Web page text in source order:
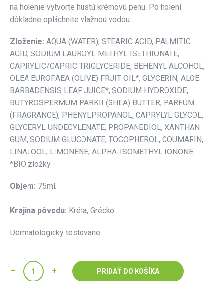
na holenie vytvorte hustú krémovú penu. Po holení
dôkladne opláchnite vlažnou vodou.
Zloženie: AQUA (WATER), STEARIC ACID, PALMITIC
ACID, SODIUM LAUROYL METHYL ISETHIONATE,
CAPRYLIC/CAPRIC TRIGLYCERIDE, BEHENYL ALCOHOL,
OLEA EUROPAEA (OLIVE) FRUIT OIL*, GLYCERIN, ALOE
BARBADENSIS LEAF JUICE*, SODIUM HYDROXIDE,
BUTYROSPERMUM PARKII (SHEA) BUTTER, PARFUM
(FRAGRANCE), PHENYLPROPANOL, CAPRYLYL GLYCOL,
GLYCERYL UNDECYLENATE, PROPANEDIOL, XANTHAN
GUM, SODIUM GLUCONATE, TOCOPHEROL, COUMARIN,
LINALOOL, LIMONENE, ALPHA-ISOMETHYL IONONE.
*BIO zložky
Objem: 75ml.
Krajina pôvodu: Kréta, Grécko.
Dermatologicky testované.
PRIDAŤ DO KOŠÍKA